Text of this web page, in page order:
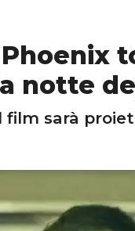
notte
film sarà